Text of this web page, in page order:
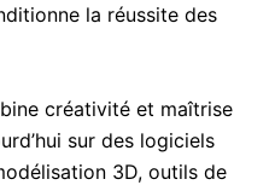
la réussite des
créativité et maîtrise
sur des logiciels
3D, outils de